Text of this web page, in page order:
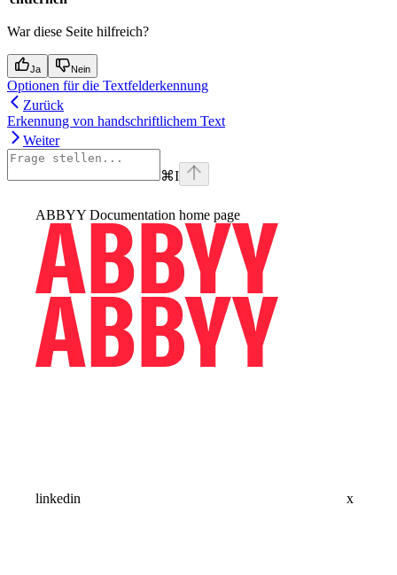
War diese Seite hilfreich?
Ja Nein
Optionen für die Textfelderkennung
Zurück
Erkennung von handschriftlichem Text
Weiter
⌘I
ABBYY Documentation home page
linkedin x